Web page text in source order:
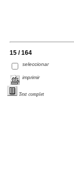
15 / 164
seleccionar
imprimir
Text complet